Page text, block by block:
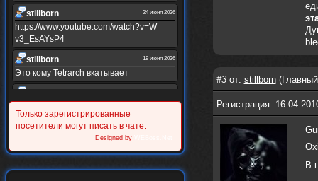
stillborn 24 июня 2026
https://www.youtube.com/watch?v=W
v3_EsAYsP4
stillborn 19 июня 2026
Это кому Tetrarch вкатывает
XINRQPkrkA
https://www.youtube.com/watch?v=z
UVvJjZIu_U
Только зарегистрированные
посетители могут писать в чате.
Designed by
#3от: stillborn(Главный
Регистрация:
В